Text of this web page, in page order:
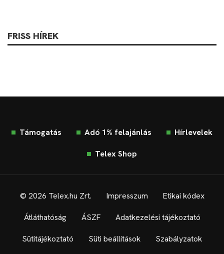
FRISS HÍREK
Támogatás Adó 1% felajánlás Hírlevelek
Telex Shop
© 2026 Telex.hu Zrt. Impresszum Etikai kódex
Átláthatóság ÁSZF Adatkezelési tájékoztató
Sütitájékoztató Süti beállítások Szabályzatok